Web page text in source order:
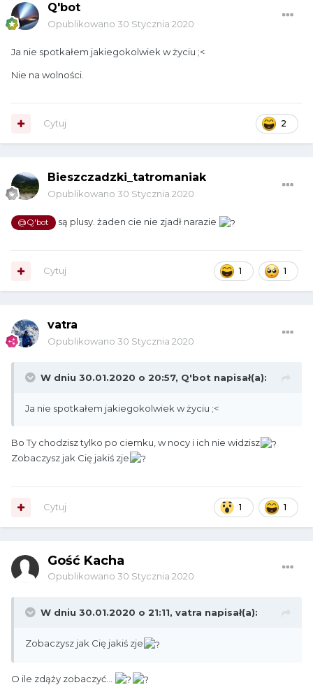
Q'bot
Opublikowano 30 Stycznia 2020
Ja nie spotkałem jakiegokolwiek w życiu ;<
Nie na wolności.
2
Cytuj
Bieszczadzki_tatromaniak
Opublikowano 30 Stycznia 2020
@Q'bot są plusy. żaden cie nie zjadł narazie
1 1
Cytuj
vatra
Opublikowano 30 Stycznia 2020
W dniu 30.01.2020 o 20:57, Q'bot napisał(a):
Ja nie spotkałem jakiegokolwiek w życiu ;<
Bo Ty chodzisz tylko po ciemku, w nocy i ich nie widzisz
Zobaczysz jak Cię jakiś zje
1 1
Cytuj
Gość Kacha
Opublikowano 30 Stycznia 2020
W dniu 30.01.2020 o 21:11, vatra napisał(a):
Zobaczysz jak Cię jakiś zje
O ile zdąży zobaczyć...